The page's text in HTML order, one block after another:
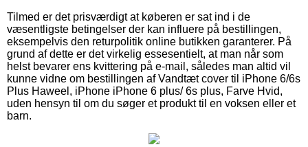
Tilmed er det prisværdigt at køberen er sat ind i de
væsentligste betingelser der kan influere på bestillingen,
eksempelvis den returpolitik online butikken garanterer. På
grund af dette er det virkelig essesentielt, at man når som
helst bevarer ens kvittering på e-mail, således man altid vil
kunne vidne om bestillingen af Vandtæt cover til iPhone 6/6s
Plus Haweel, iPhone iPhone 6 plus/ 6s plus, Farve Hvid,
uden hensyn til om du søger et produkt til en voksen eller et
barn.